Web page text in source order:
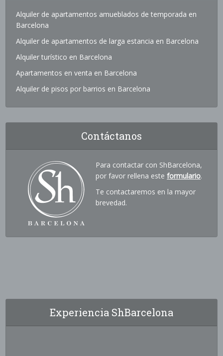
Alquiler de apartamentos amueblados de temporada en
Barcelona
Alquiler de apartamentos de larga estancia en Barcelona
Alquiler turístico en Barcelona
Apartamentos en venta en Barcelona
Alquiler de pisos por barrios en Barcelona
Contáctanos
Para contactar con ShBarcelona,
por favor rellena esteformulario.
Te contactaremos en la mayor
brevedad.
Experiencia ShBarcelona